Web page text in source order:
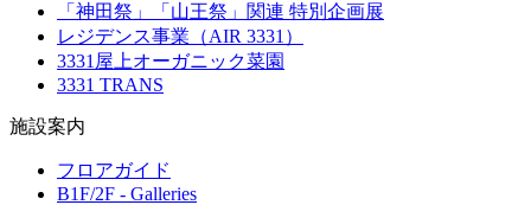
「神田祭」「山王祭」関連 特別企画展
レジデンス事業（AIR 3331）
3331屋上オーガニック菜園
3331 TRANS
施設案内
フロアガイド
B1F/2F - Galleries